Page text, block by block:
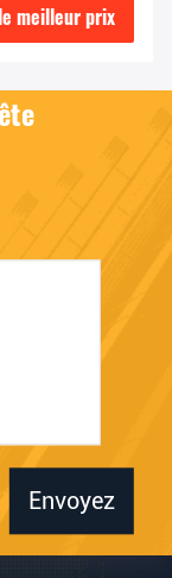
meilleur prix
Envoyez